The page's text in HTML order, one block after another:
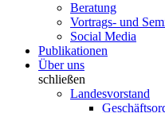
Beratung
Vortrags- und
Social Media
Publikationen
Über uns
schließen
Landesvorstand